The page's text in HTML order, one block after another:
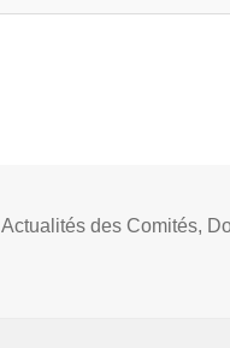
Catégories
Actualités des Comités,